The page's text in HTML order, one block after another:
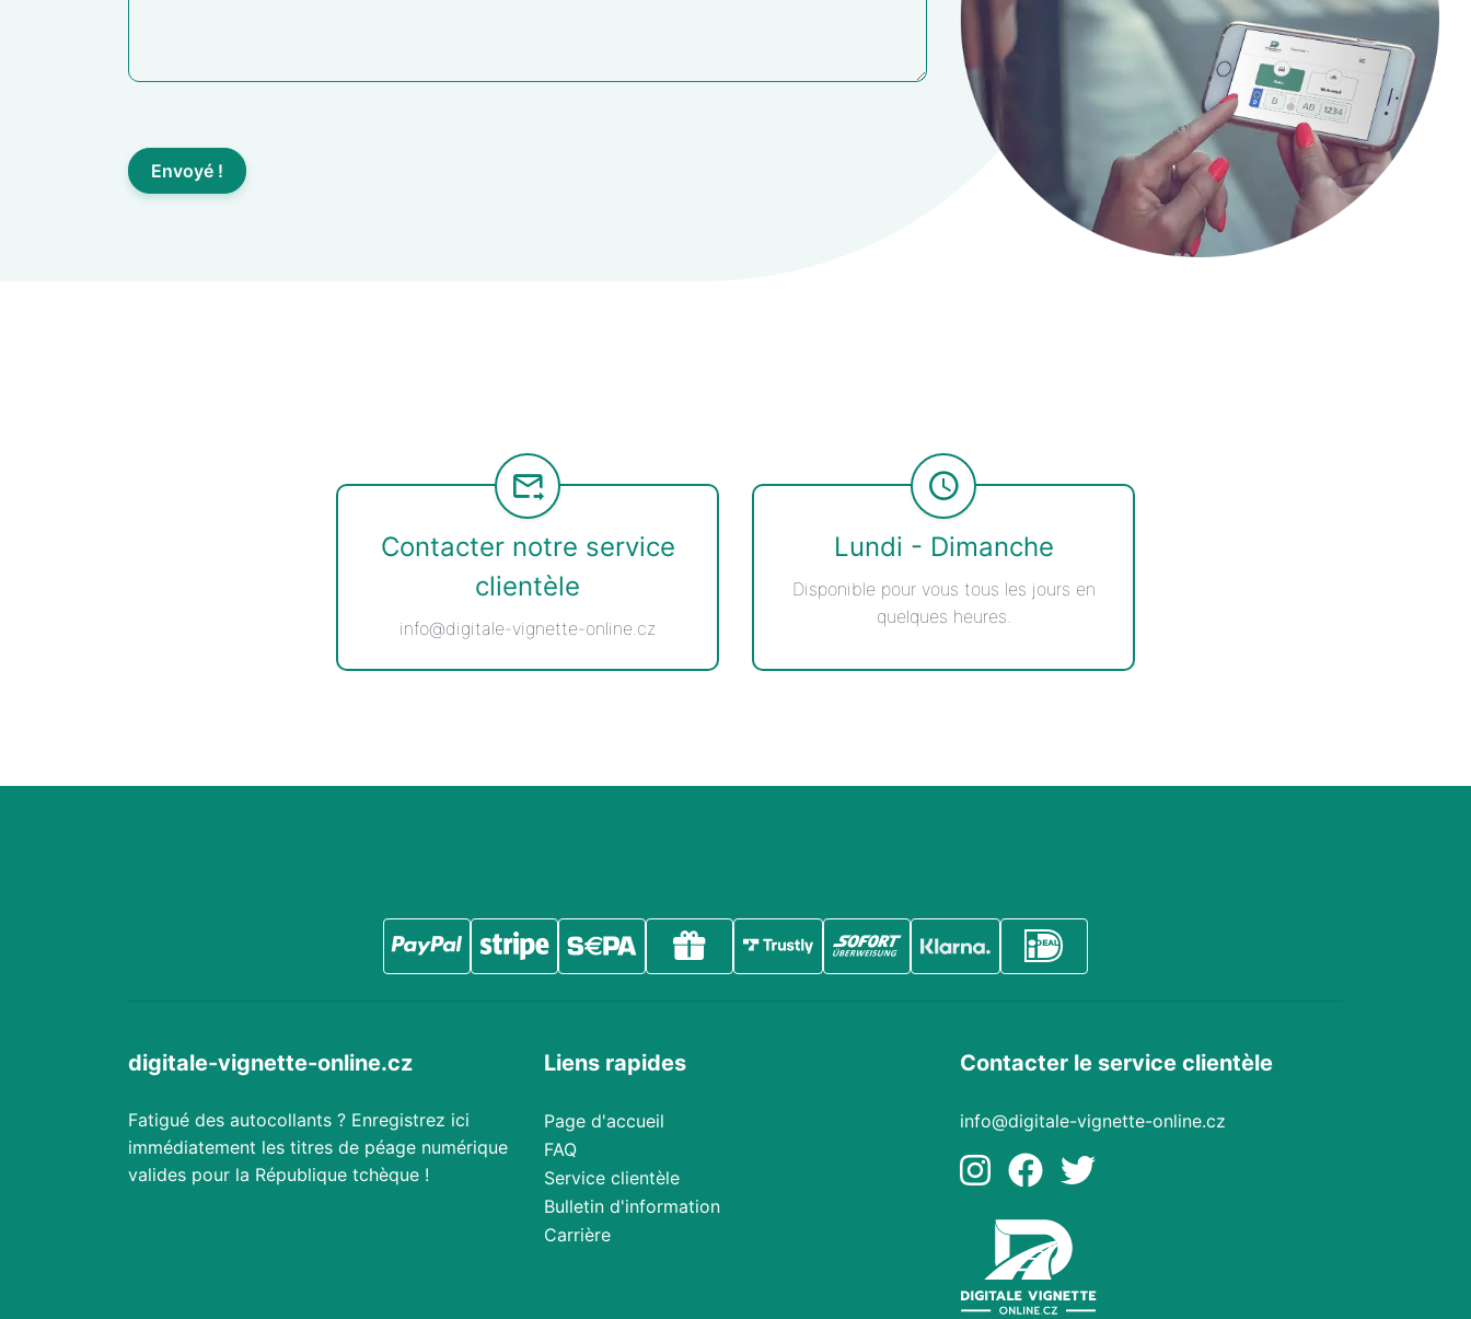
Envoyé !
Contacter notre service
clientèle
info@digitale-vignette-online.cz
Lundi - Dimanche
Disponible pour vous tous les jours en
quelques heures.
digitale-vignette-online.cz
Fatigué des autocollants ? Enregistrez ici
immédiatement les titres de péage numérique
valides pour la République tchèque !
Liens rapides
Page d'accueil
FAQ
Service clientèle
Bulletin d'information
Carrière
Contacter le service clientèle
info@digitale-vignette-online.cz